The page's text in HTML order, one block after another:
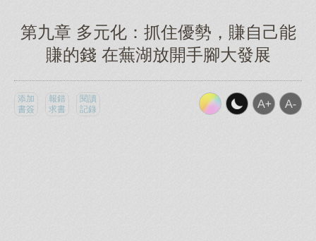
第九章 多元化：抓住優勢，賺自己能
賺的錢 在蕪湖放開手腳大發展
添加
書簽
報錯
求書
閱讀
記錄